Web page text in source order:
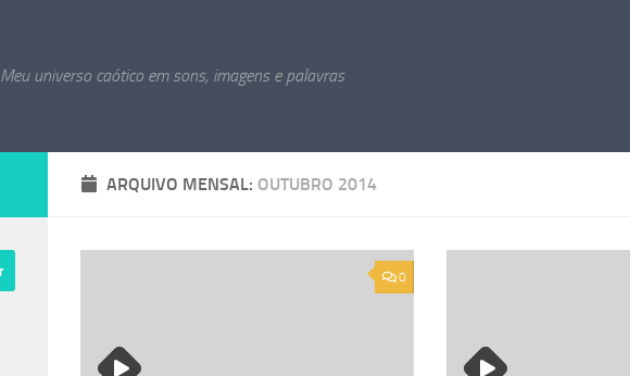
Meu universo caótico em sons, imagens e palavras
ARQUIVO MENSAL: OUTUBRO 2014
0